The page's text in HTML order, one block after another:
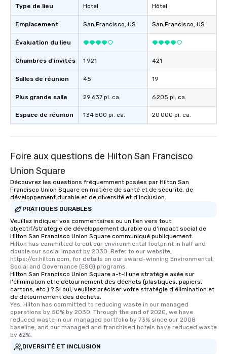
Type de lieu
Emplacement
Évaluation du lieu
Chambres d'invités
Salles de réunion
Plus grande salle
Espace de réunion
Hotel
San Francisco, US
1 921
45
29 637 pi. ca.
134 500 pi. ca.
Hôtel
San Francisco, US
421
19
6 205 pi. ca.
20 000 pi. ca.
Foire aux questions de Hilton San Francisco
Union Square
Découvrez les questions fréquemment posées par Hilton San
Francisco Union Square en matière de santé et de sécurité, de
développement durable et de diversité et d'inclusion.
PRATIQUES DURABLES
Veuillez indiquer vos commentaires ou un lien vers tout
objectif/stratégie de développement durable ou d'impact social de
Hilton San Francisco Union Square communiqué publiquement.
Hilton has committed to cut our environmental footprint in half and
double our social impact by 2030. Refer to our website,
https://cr.hilton.com, for details on our award-winning Environmental,
Social and Governance (ESG) programs.
Hilton San Francisco Union Square a-t-il une stratégie axée sur
l'élimination et le détournement des déchets (plastiques, papiers,
cartons, etc.) ? Si oui, veuillez préciser votre stratégie d'élimination et
de détournement des déchets.
Yes, Hilton has committed to reducing waste in our managed
operations by 50% by 2030. Through the end of 2020, we have
reduced waste in our managed portfolio by 73% since our 2008
baseline, and our managed and franchised hotels have reduced waste
by 62%.
DIVERSITÉ ET INCLUSION